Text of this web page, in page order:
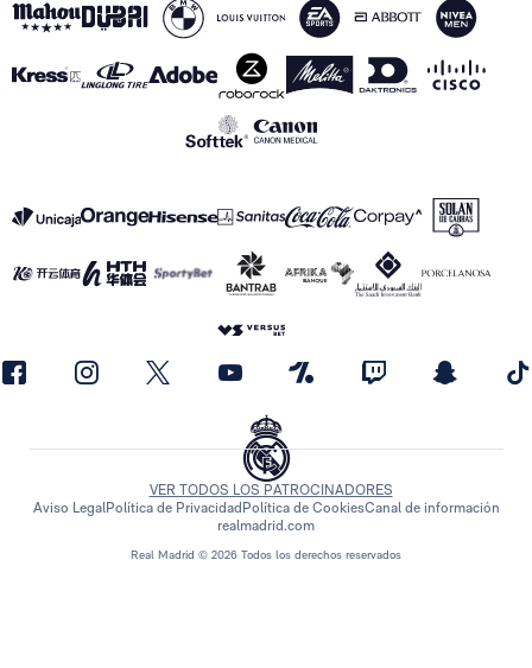
Real Madrid © 2026 Todos los derechos reservados
VER TODOS LOS PATROCINADORES
Aviso LegalPolítica de Privacidad Política de CookiesCanal de información
realmadrid.com